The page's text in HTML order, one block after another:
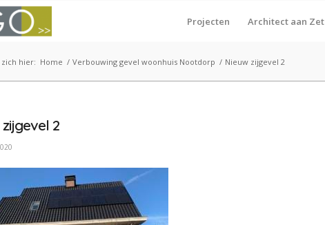
Projecten Architect aan Zet
hier: Home / Verbouwing gevel woonhuis Nootdorp / Nieuw zijgevel 2
2